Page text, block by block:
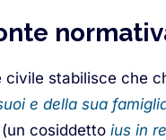
civile stabilisce che
e della sua
cosiddetto ius in